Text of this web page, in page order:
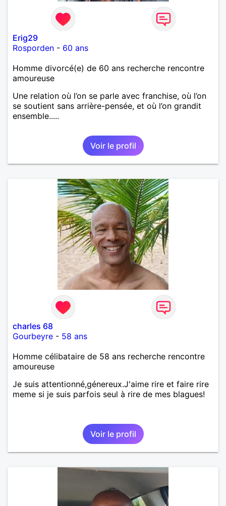
Erig29
Rosporden - 60 ans
Homme divorcé(e) de 60 ans recherche rencontre
amoureuse
Une relation où l’on se parle avec franchise, où l’on
se soutient sans arrière-pensée, et où l’on grandit
ensemble.....
Voir le profil
charles 68
Gourbeyre - 58 ans
Homme célibataire de 58 ans recherche rencontre
amoureuse
Je suis attentionné,génereux.J'aime rire et faire rire
meme si je suis parfois seul à rire de mes blagues!
Voir le profil